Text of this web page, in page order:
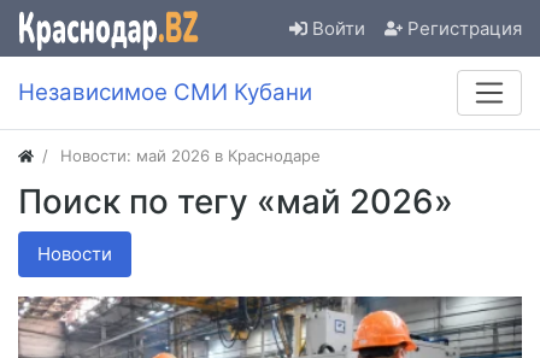
Войти Регистрация
Независимое СМИ Кубани
Новости: май 2026 в Краснодаре
Поиск по тегу «май 2026»
Новости